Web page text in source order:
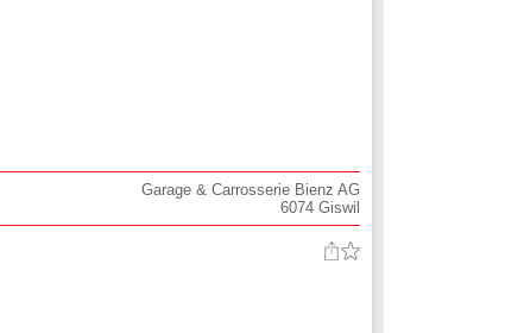
Garage & Carrosserie Bienz AG
6074 Giswil